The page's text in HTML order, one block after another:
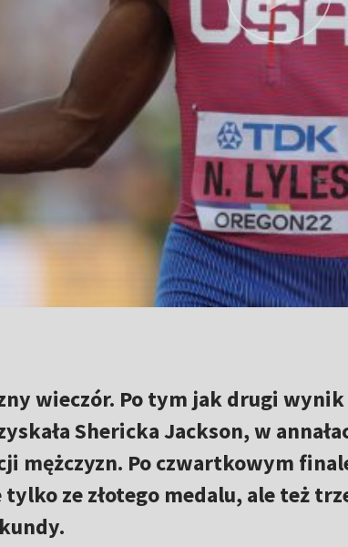
wieczór. Po tym jak drugi
Shericka Jackson, w
mężczyzn. Po czwartkowym
tylko ze złotego medalu, ale też